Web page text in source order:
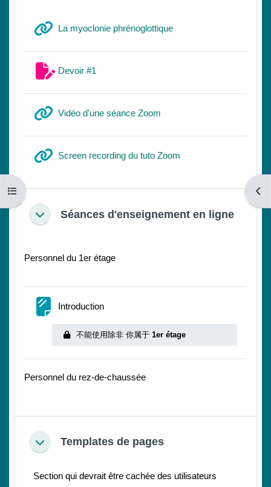
打开课程索引 打
La myoclonie phrénoglottique网页地址
Devoir #1
Vidéo d'une séance Zoom
Screen recording du tuto Zoom
折叠 Séances d'enseignement en ligne
Personnel du 1er étage
Introduction网页
不能使用除非 你属于1er étage
Personnel du rez-de-chaussée
折叠 Templates de pages
Section qui devrait être cachée des utilisateurs